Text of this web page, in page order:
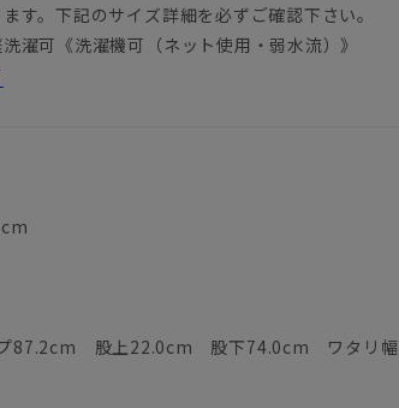
す。下記のサイズ詳細を必ずご確認下さい。
濯可《洗濯機可（ネット使用・弱水流）》
87.2cm 股上22.0cm 股下74.0cm ワタリ幅